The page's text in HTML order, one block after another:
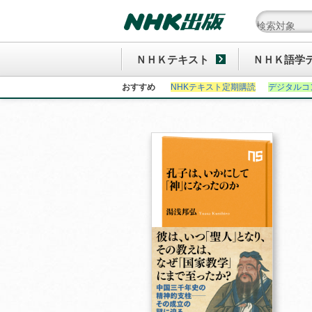
ＮＨＫテキスト ＮＨＫ語学
おすすめ NHKテキスト定期購読 デジタル